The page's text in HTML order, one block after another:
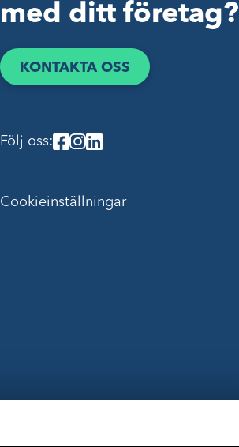
med ditt företag?
KONTAKTA OSS
Följ oss:
Cookieinställningar